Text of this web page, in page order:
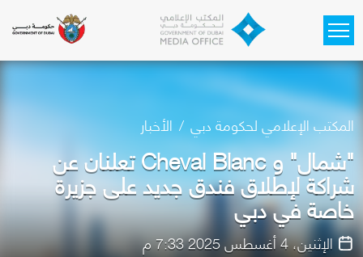
المكتب الإعلامي لحكومة دبي الأخبار
"شمال" و Cheval Blanc تعلنان عن
شراكة لإطلاق فندق جديد على جزيرة
خاصة في دبي
الإثنين، 4 أغسطس 2025 7:33 م